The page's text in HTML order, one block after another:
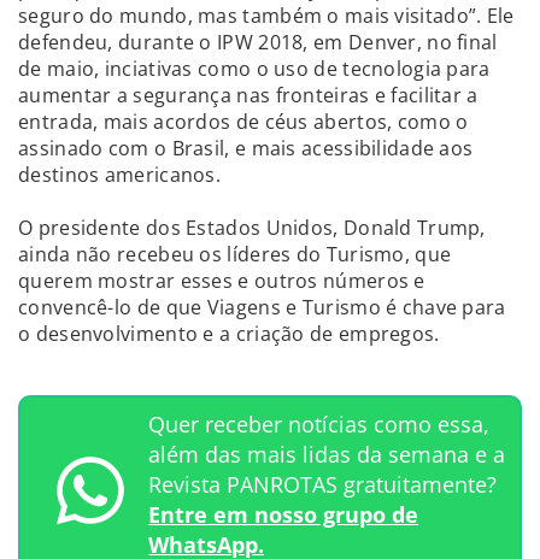
seguro do mundo, mas também o mais visitado”. Ele
defendeu, durante o IPW 2018, em Denver, no final
de maio, inciativas como o uso de tecnologia para
aumentar a segurança nas fronteiras e facilitar a
entrada, mais acordos de céus abertos, como o
assinado com o Brasil, e mais acessibilidade aos
destinos americanos.
O presidente dos Estados Unidos, Donald Trump,
ainda não recebeu os líderes do Turismo, que
querem mostrar esses e outros números e
convencê-lo de que Viagens e Turismo é chave para
o desenvolvimento e a criação de empregos.
Quer receber notícias como essa,
além das mais lidas da semana e a
Revista PANROTAS gratuitamente?
Entre em nosso grupo de
WhatsApp.